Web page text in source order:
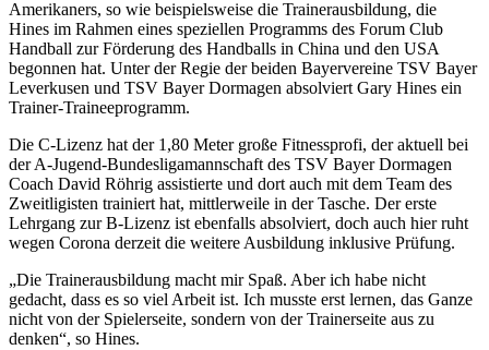
Amerikaners, so wie beispielsweise die Trainerausbildung, die
Hines im Rahmen eines speziellen Programms des Forum Club
Handball zur Förderung des Handballs in China und den USA
begonnen hat. Unter der Regie der beiden Bayervereine TSV Bayer
Leverkusen und TSV Bayer Dormagen absolviert Gary Hines ein
Trainer-Traineeprogramm.
Die C-Lizenz hat der 1,80 Meter große Fitnessprofi, der aktuell bei
der A-Jugend-Bundesligamannschaft des TSV Bayer Dormagen
Coach David Röhrig assistierte und dort auch mit dem Team des
Zweitligisten trainiert hat, mittlerweile in der Tasche. Der erste
Lehrgang zur B-Lizenz ist ebenfalls absolviert, doch auch hier ruht
wegen Corona derzeit die weitere Ausbildung inklusive Prüfung.
„Die Trainerausbildung macht mir Spaß. Aber ich habe nicht
gedacht, dass es so viel Arbeit ist. Ich musste erst lernen, das Ganze
nicht von der Spielerseite, sondern von der Trainerseite aus zu
denken“, so Hines.